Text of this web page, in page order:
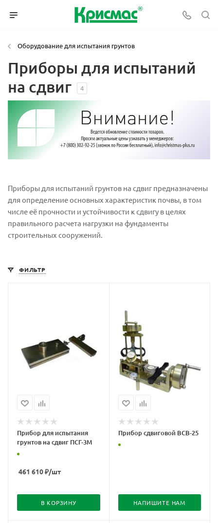
Оборудование для испытания грунтов
Приборы для испытаний
на сдвиг
4
Приборы для испытаний грунтов на сдвиг предназначены
для определение основных характеристик почвы, в том
числе её прочности и устойчивости к сдвигу в целях
правильного расчета нагрузки на фундаменты
строительных сооружений.
ФИЛЬТР
Прибор для испытания
грунтов на сдвиг ПСГ-3М
461 610₽/шт
В КОРЗИНУ
Прибор сдвиговой ВСВ-25
НАПИШИТЕ НАМ